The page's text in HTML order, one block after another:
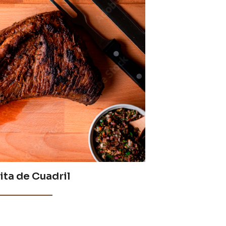
de Cuadril